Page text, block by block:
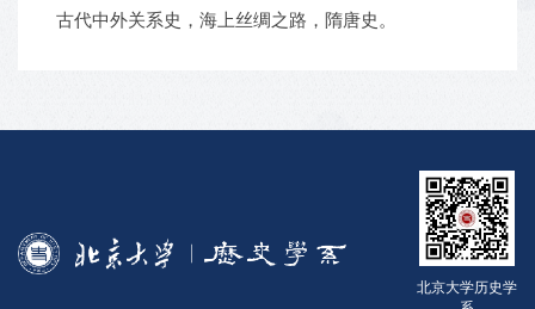
古代中外关系史，海上丝绸之路，隋唐史。
北京大学历史学